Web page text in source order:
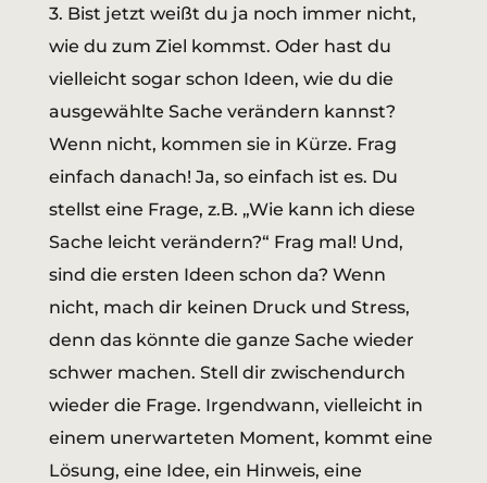
3. Bist jetzt weißt du ja noch immer nicht,
wie du zum Ziel kommst. Oder hast du
vielleicht sogar schon Ideen, wie du die
ausgewählte Sache verändern kannst?
Wenn nicht, kommen sie in Kürze. Frag
einfach danach! Ja, so einfach ist es. Du
stellst eine Frage, z.B. „Wie kann ich diese
Sache leicht verändern?“ Frag mal! Und,
sind die ersten Ideen schon da? Wenn
nicht, mach dir keinen Druck und Stress,
denn das könnte die ganze Sache wieder
schwer machen. Stell dir zwischendurch
wieder die Frage. Irgendwann, vielleicht in
einem unerwarteten Moment, kommt eine
Lösung, eine Idee, ein Hinweis, eine